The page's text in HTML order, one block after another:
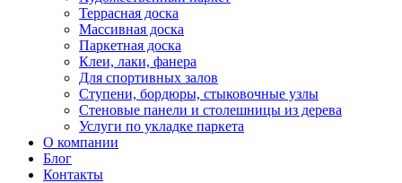
Террасная доска
Массивная доска
Паркетная доска
Клеи, лаки, фанера
Для спортивных залов
Ступени, бордюры, стыковочные узлы
Стеновые панели и столешницы из дерева
Услуги по укладке паркета
О компании
Блог
Контакты